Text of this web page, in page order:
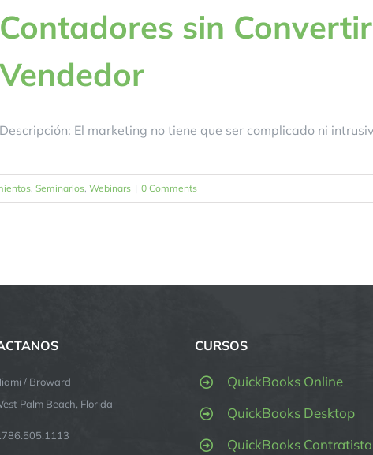
Contadores sin
Vendedor
Descripción: El marketing no tiene que ser complicado ni
, Seminarios, Webinars | 0 Comments
/ Broward
Palm Beach, Florida
CURSOS
QuickBooks Online
QuickBooks Desktop
QuickBooks